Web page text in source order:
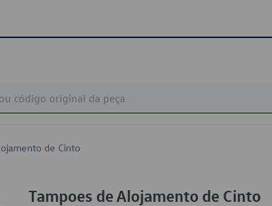
de Cinto
Tampoes de Alojamento de Cinto